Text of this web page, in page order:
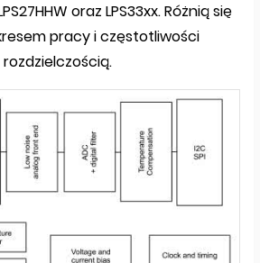
oraz LPS33xx. Różnią się
pracy i częstotliwości